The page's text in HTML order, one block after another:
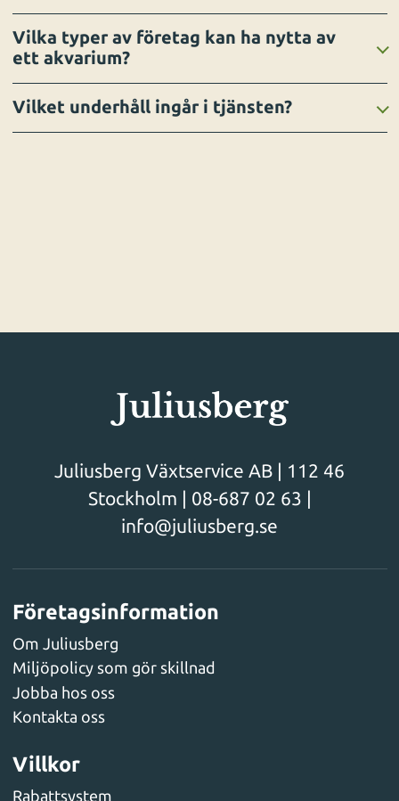
Vilka typer av företag kan ha nytta av
ett akvarium?
Vilket underhåll ingår i tjänsten?
Juliusberg Växtservice AB | 112 46
Stockholm | 08-687 02 63
info@juliusberg.se
Företagsinformation
Om Juliusberg
Miljöpolicy som gör skillnad
Jobba hos oss
Kontakta oss
Villkor
Rabattsystem